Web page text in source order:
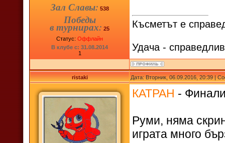
Зал Славы: 538
Победы
в турнирах: 25
Статус: Оффлайн
В клубе с: 31.08.2014
1
Късметът е
Удача -
ristaki Дата: Вторник, 06.09.2016, 20:39 |
КАТРАН -
Руми, няма
играта много